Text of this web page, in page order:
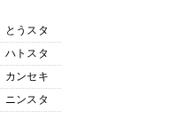
とうスタ
ハトスタ
カンセキ
ニンスタ